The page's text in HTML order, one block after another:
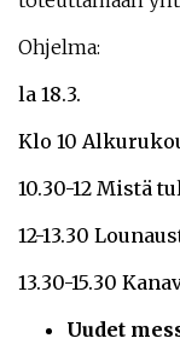
Ohjelma:
la 18.3.
Klo 10
10.30-12 Mistä
12-13.30
13.30-15.30
Uudet